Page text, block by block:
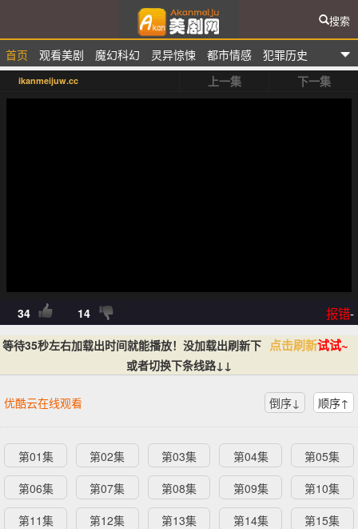
爱看美剧网
首页 观看美剧 魔幻科幻 灵异惊悚 都市情感
犯罪历史
排行榜
搜索
ikanmeijuw.cc 上一集 下一集
34 14 报错-
等待35秒左右加载出时间就能播放！没加载出刷新下 点击刷新试试~
或者切换下条线路↓↓
优酷云在线观看 倒序↓ 顺序↑
第01集 第02集 第03集 第04集
第05集
第06集
第07集 第08集 第09集
第10集
第11集
第12集 第13集 第14集
第15集